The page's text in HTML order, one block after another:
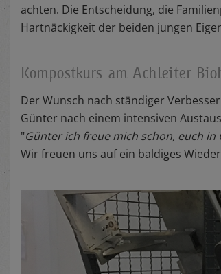
achten. Die Entscheidung, die
Hartnäckigkeit der beiden jungen
Kompostkurs am Achleiter
Der Wunsch nach ständiger
Günter nach einem intensiven
"Günter ich freue mich schon, euch
Wir freuen uns auf ein baldiges